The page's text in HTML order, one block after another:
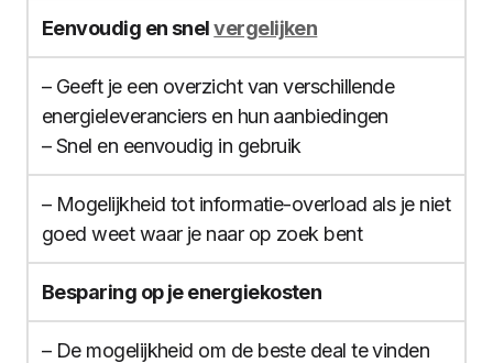
Eenvoudig en snelvergelijken
– Geeft je een overzicht van verschillende
energieleveranciers en hun aanbiedingen
– Snel en eenvoudig in gebruik
– Mogelijkheid tot informatie-overload als je niet
goed weet waar je naar op zoek bent
Besparing op je energiekosten
– De mogelijkheid om de beste deal te vinden